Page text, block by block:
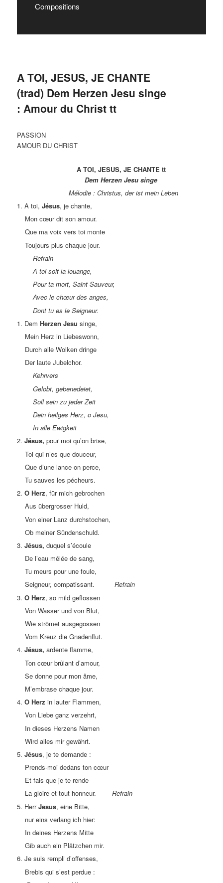
A TOI, JESUS, JE CHANTE
(trad) Dem Herzen Jesu singe
: Amour du Christ tt
PASSION
AMOUR DU CHRIST
A TOI, JESUS, JE CHANTE tt
Dem Herzen Jesu singe
Mélodie : Christus, der ist mein Leben
1. A toi,Jésus, je chante,
Mon cœur dit son amour.
Que ma voix vers toi monte
Toujours plus chaque jour.
Refrain
A toi soit la louange,
Pour ta mort, Saint Sauveur,
Avec le chœur des anges,
Dont tu es le Seigneur.
1. DemHerzen Jesu singe,
Mein Herz in Liebeswonn,
Durch alle Wolken dringe
Der laute Jubelchor.
Kehrvers
Gelobt, gebenedeiet,
Soll sein zu jeder Zeit
Dein heilges Herz, o Jesu,
In alle Ewigkeit
2.Jésus, pour moi qu’on brise,
Toi qui n’es que douceur,
Que d’une lance on perce,
Tu sauves les pécheurs.
2.O Herz, für mich gebrochen
Aus übergrosser Huld,
Von einer Lanz durchstochen,
Ob meiner Sündenschuld.
3.Jésus, duquel s’écoule
De l’eau mêlée de sang,
Tu meurs pour une foule,
Seigneur, compatissant.Refrain
3.O Herz, so mild geflossen
Von Wasser und von Blut,
Wie strömet ausgegossen
Vom Kreuz die Gnadenflut.
4.Jésus, ardente flamme,
Ton cœur brûlant d’amour,
Se donne pour mon âme,
M’embrase chaque jour.
4.O Herz in lauter Flammen,
Von Liebe ganz verzehrt,
In dieses Herzens Namen
Wird alles mir gewährt.
5.Jésus, je te demande :
Prends-moi dedans ton cœur
Et fais que je te rende
La gloire et tout honneur.Refrain
5. HerrJesus, eine Bitte,
nur eins verlang ich hier:
In deines Herzens Mitte
Gib auch ein Plätzchen mir.
6. Je suis rempli d’offenses,
Brebis qui s’est perdue :
Compositions